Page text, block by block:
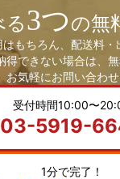
る3つの無
もちろん、配送料・
得できない場合は、
気軽にお問い合わせ
受付時間10:00〜
03-5919-
1分で完了！